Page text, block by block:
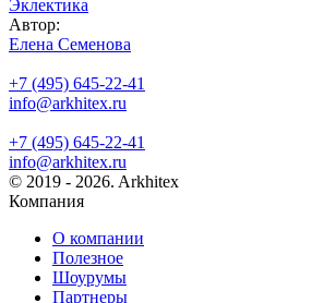
Эклектика
Автор:
Елена Семенова
+7 (495) 645-22-41
info@arkhitex.ru
+7 (495) 645-22-41
info@arkhitex.ru
© 2019 - 2026. Arkhitex
Компания
О компании
Полезное
Шоурумы
Партнеры